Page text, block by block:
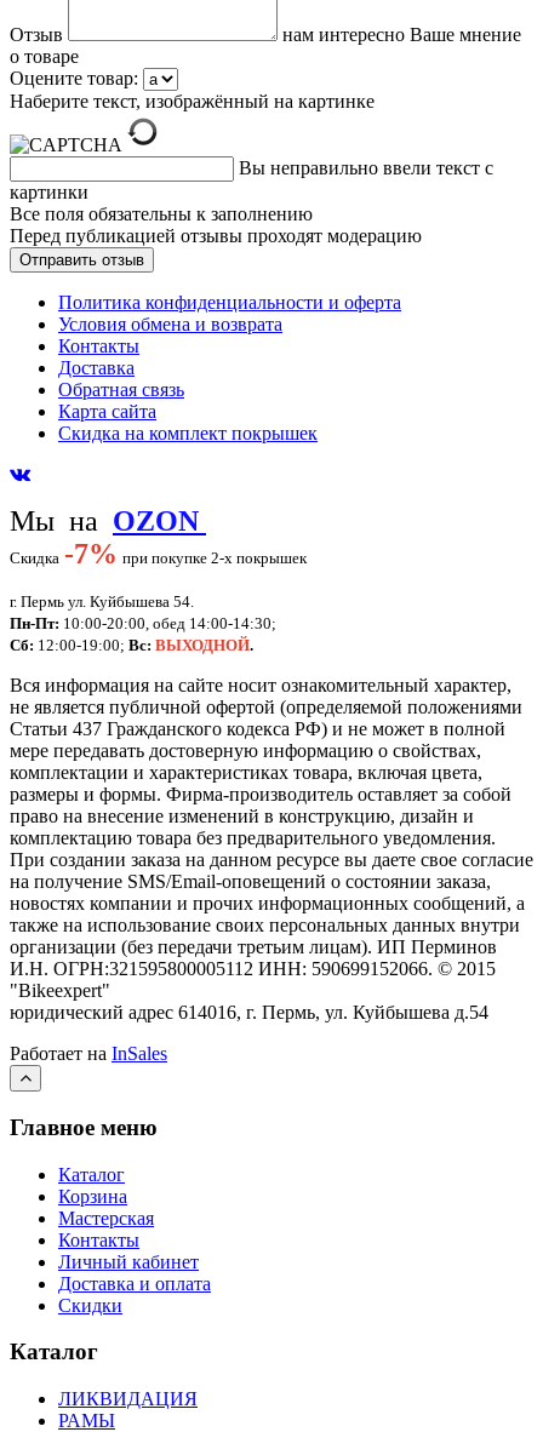
Отзыв
нам интересно Ваше мнение
о товаре
Оцените товар:
Наберите текст, изображённый на картинке
Вы неправильно ввели текст с
картинки
Все поля обязательны к заполнению
Перед публикацией отзывы проходят модерацию
Политика конфиденциальности и оферта
Условия обмена и возврата
Контакты
Доставка
Обратная связь
Карта сайта
Скидка на комплект покрышек
Мы на OZON
Скидка -7% при покупке 2-х покрышек
г. Пермь ул. Куйбышева 54.
Пн-Пт: 10:00-20:00, обед 14:00-14:30;
Сб: 12:00-19:00; Вс: ВЫХОДНОЙ.
Вся информация на сайте носит ознакомительный характер,
не является публичной офертой (определяемой положениями
Статьи 437 Гражданского кодекса РФ) и не может в полной
мере передавать достоверную информацию о свойствах,
комплектации и характеристиках товара, включая цвета,
размеры и формы. Фирма-производитель оставляет за собой
право на внесение изменений в конструкцию, дизайн и
комплектацию товара без предварительного уведомления.
При создании заказа на данном ресурсе вы даете свое согласие
на получение SMS/Email-оповещений о состоянии заказа,
новостях компании и прочих информационных сообщений, а
также на использование своих персональных данных внутри
организации (без передачи третьим лицам). ИП Перминов
И.Н. ОГРН:321595800005112 ИНН: 590699152066. © 2015
"Bikeexpert"
юридический адрес 614016, г. Пермь, ул. Куйбышева д.54
Работает на InSales
Главное меню
Каталог
Корзина
Мастерская
Контакты
Личный кабинет
Доставка и оплата
Скидки
Каталог
ЛИКВИДАЦИЯ
РАМЫ